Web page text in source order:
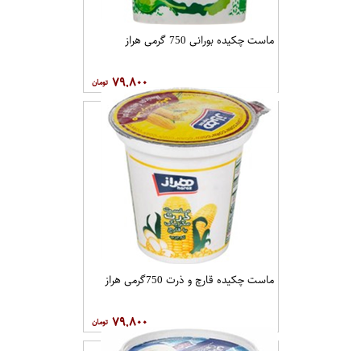
ماست چکیده بورانی 750 گرمی هراز
۷۹,۸۰۰
ماست چکیده قارچ و ذرت 750گرمی هراز
۷۹,۸۰۰